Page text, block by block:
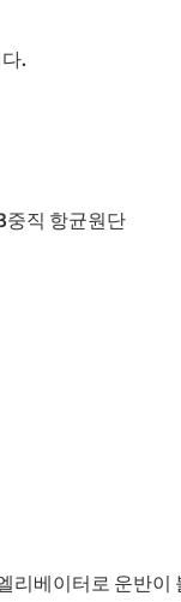
.
중직 항균원단
리베이터로 운반이